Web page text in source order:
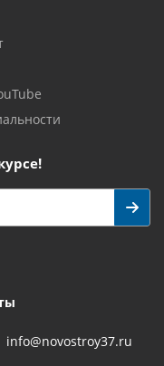
info@novostroy37.ru